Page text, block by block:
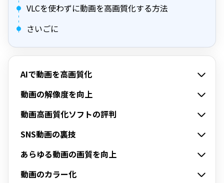
VLCを使わずに動画を高画質化する方法
さいごに
AIで動画を高画質化
動画の解像度を向上
動画高画質化ソフトの評判
SNS動画の裏技
あらゆる動画の画質を向上
動画のカラー化